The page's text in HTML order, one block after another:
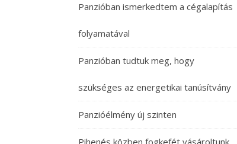
Panzióban ismerkedtem a cégalapítás
folyamatával
Panzióban tudtuk meg, hogy
szükséges az energetikai tanúsítvány
Panzióélmény új szinten
Pihenés közben fogkefét vásároltunk